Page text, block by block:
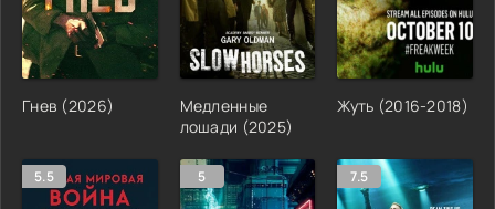
Гнев (2026)
Медленные
лошади (2025)
Жуть (2016-2018)
5.5 5 7.5